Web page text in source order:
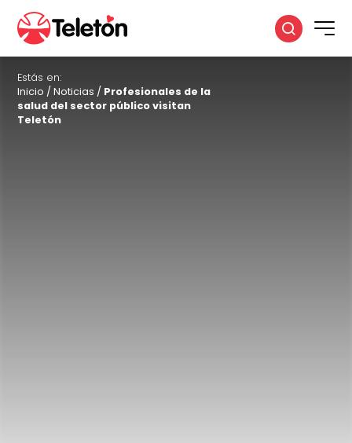
Estás en:
Inicio /Noticias / Profesionales de la
salud del sector público visitan
Teletón